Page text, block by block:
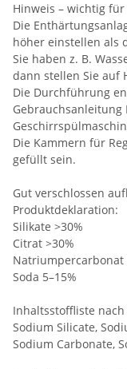
Hinweis – wichtig
Die
höher einstellen als
Sie haben z. B.
dann stellen Sie auf
Die Durchführung
Die Kammern für
gefüllt sein.
Gut verschlossen
Produktdeklaration:
Silikate >30%
Citrat >30%
Natriumpercarbonat
Soda 5–15%
Inhaltsstoffliste nach
Sodium Silicate,
Sodium Carbonate,